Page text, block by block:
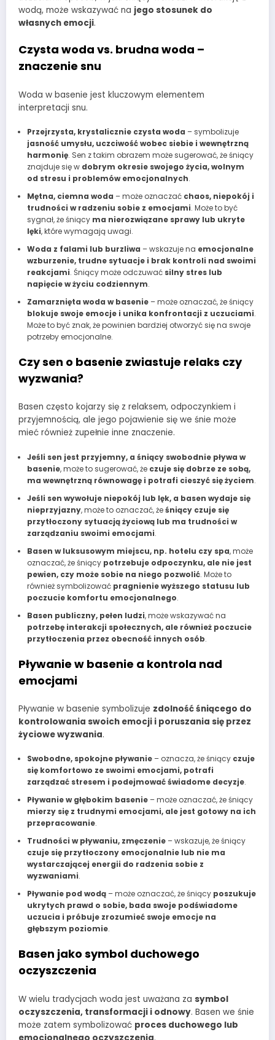
wodą, może wskazywać na jego stosunek do
własnych emocji.
Czysta woda vs. brudna woda –
znaczenie snu
Woda w basenie jest kluczowym elementem
interpretacji snu.
Przejrzysta, krystalicznie czysta woda – symbolizuje
jasność umysłu, uczciwość wobec siebie i wewnętrzną
harmonię. Sen z takim obrazem może sugerować, że śniący
znajduje się w dobrym okresie swojego życia, wolnym
od stresu i problemów emocjonalnych.
Mętna, ciemna woda – może oznaczać chaos, niepokój i
trudności w radzeniu sobie z emocjami. Może to być
sygnał, że śniący ma nierozwiązane sprawy lub ukryte
lęki, które wymagają uwagi.
Woda z falami lub burzliwa – wskazuje na emocjonalne
wzburzenie, trudne sytuacje i brak kontroli nad swoimi
reakcjami. Śniący może odczuwać silny stres lub
napięcie w życiu codziennym.
Zamarznięta woda w basenie– może oznaczać, że śniący
blokuje swoje emocje i unika konfrontacji z uczuciami.
Może to być znak, że powinien bardziej otworzyć się na swoje
potrzeby emocjonalne.
Czy sen o basenie zwiastuje relaks czy
wyzwania?
Basen często kojarzy się z relaksem, odpoczynkiem i
przyjemnością, ale jego pojawienie się we śnie może
mieć również zupełnie inne znaczenie.
Jeśli sen jest przyjemny, a śniący swobodnie pływa w
basenie, może to sugerować, że czuje się dobrze ze sobą,
ma wewnętrzną równowagę i potrafi cieszyć się życiem.
Jeśli sen wywołuje niepokój lub lęk, a basen wydaje się
nieprzyjazny, może to oznaczać, żeśniący czuje się
przytłoczony sytuacją życiową lub ma trudności w
zarządzaniu swoimi emocjami.
Basen w luksusowym miejscu, np. hotelu czy spa, może
oznaczać, że śniący potrzebuje odpoczynku, ale nie jest
pewien, czy może sobie na niego pozwolić. Może to
również symbolizować pragnienie wyższego statusu lub
poczucie komfortu emocjonalnego.
Basen publiczny, pełen ludzi, może wskazywać na
potrzebę interakcji społecznych, ale również poczucie
przytłoczenia przez obecność innych osób.
Pływanie w basenie a kontrola nad
emocjami
Pływanie w basenie symbolizuje zdolność śniącego do
kontrolowania swoich emocji i poruszania się przez
życiowe wyzwania.
Swobodne, spokojne pływanie– oznacza, że śniący czuje
się komfortowo ze swoimi emocjami, potrafi
zarządzać stresem i podejmować świadome decyzje.
Pływanie w głębokim basenie– może oznaczać, że śniący
mierzy się z trudnymi emocjami, ale jest gotowy na ich
przepracowanie.
Trudności w pływaniu, zmęczenie– wskazuje, że śniący
czuje się przytłoczony emocjonalnie lub nie ma
wystarczającej energii do radzenia sobie z
wyzwaniami.
Pływanie pod wodą– może oznaczać, że śniący poszukuje
ukrytych prawd o sobie, bada swoje podświadome
uczucia i próbuje zrozumieć swoje emocje na
głębszym poziomie.
Basen jako symbol duchowego
oczyszczenia
W wielu tradycjach woda jest uważana za symbol
oczyszczenia, transformacji i odnowy. Basen we śnie
może zatem symbolizować proces duchowego lub